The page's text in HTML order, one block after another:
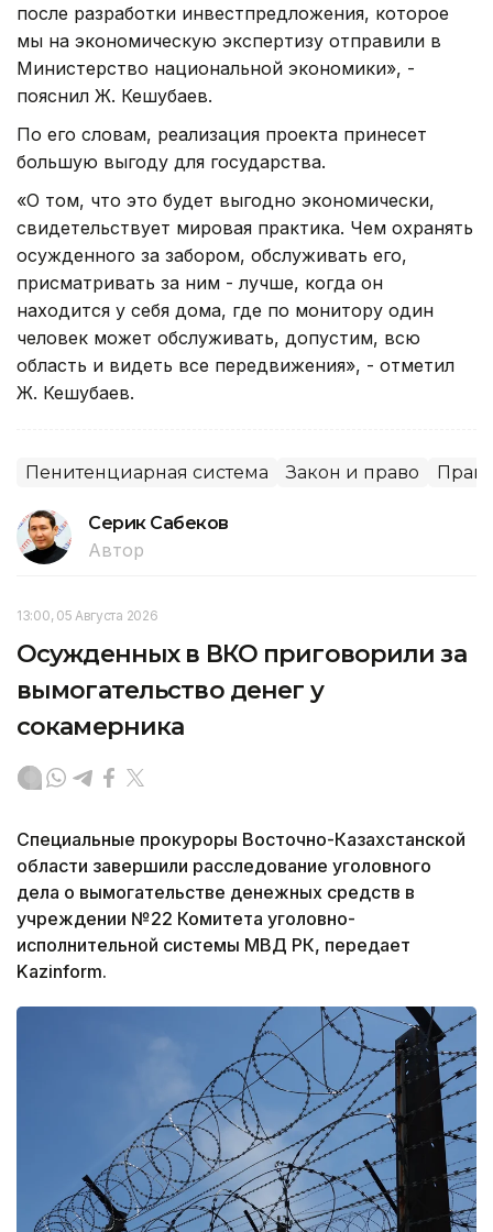
после разработки инвестпредложения, которое
мы на экономическую экспертизу отправили в
Министерство национальной экономики», -
пояснил Ж. Кешубаев.
По его словам, реализация проекта принесет
большую выгоду для государства.
«О том, что это будет выгодно экономически,
свидетельствует мировая практика. Чем охранять
осужденного за забором, обслуживать его,
присматривать за ним - лучше, когда он
находится у себя дома, где по монитору один
человек может обслуживать, допустим, всю
область и видеть все передвижения», - отметил
Ж. Кешубаев.
Пенитенциарная система Закон и право
Серик Сабеков
Автор
13:00, 05 Августа 2026
Осужденных в ВКО приговорили за
вымогательство денег у
сокамерника
Специальные прокуроры Восточно-Казахстанской
области завершили расследование уголовного
дела о вымогательстве денежных средств в
учреждении №22 Комитета уголовно-
исполнительной системы МВД РК, передает
Kazinform.